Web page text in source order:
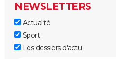
NEWSLETTERS
Actualité
Sport
Les dossiers d'actu